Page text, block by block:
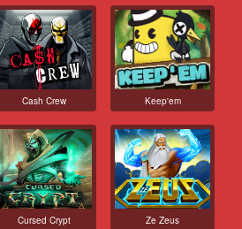
Cash Crew Keep'em
Cursed Crypt Ze Zeus